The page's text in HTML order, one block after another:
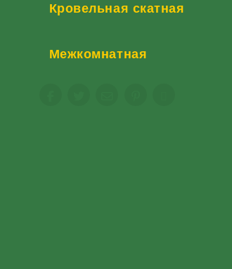
Кровельная скатная
Межкомнатная